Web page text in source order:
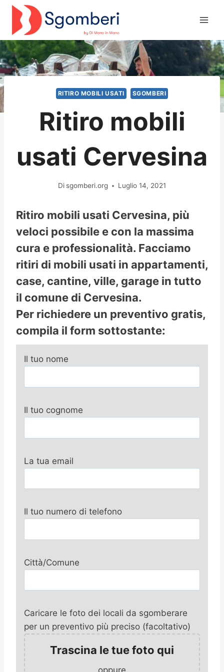
Salta
contenuto
RITIRO MOBILI USATI SGOMBERI
Ritiro mobili
usati Cervesina
Di sgomberi.org Luglio 14, 2021
Ritiro mobili usati Cervesina, più
veloci possibile e con la massima
cura e professionalità. Facciamo
ritiri di mobili usati in appartamenti,
case, cantine, ville, garage in tutto
il comune di Cervesina.
Per richiedere un preventivo gratis,
compila il form sottostante:
Il tuo nome
Il tuo cognome
La tua email
Il tuo numero di telefono
Città/Comune
Caricare le foto dei locali da sgomberare
per un preventivo più preciso (facoltativo)
Trascina le tue foto qui